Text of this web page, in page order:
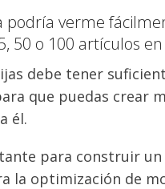
podría verme
50 o 100 artículos
debe tener
que puedas crear
él.
para construir
la optimización de